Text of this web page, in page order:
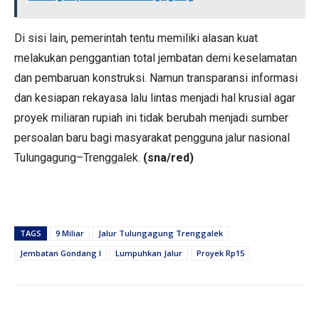
Di sisi lain, pemerintah tentu memiliki alasan kuat
melakukan penggantian total jembatan demi keselamatan
dan pembaruan konstruksi. Namun transparansi informasi
dan kesiapan rekayasa lalu lintas menjadi hal krusial agar
proyek miliaran rupiah ini tidak berubah menjadi sumber
persoalan baru bagi masyarakat pengguna jalur nasional
Tulungagung–Trenggalek. (sna/red)
TAGS 9 Miliar
Jalur Tulungagung Trenggalek
Jembatan Gondang I
Lumpuhkan Jalur Proyek Rp15